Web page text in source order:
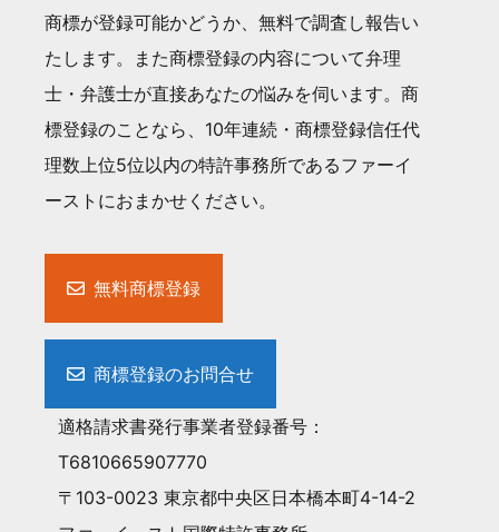
商標が登録可能かどうか、無料で調査し報告い
たします。また商標登録の内容について弁理
士・弁護士が直接あなたの悩みを伺います。商
標登録のことなら、10年連続・商標登録信任代
理数上位5位以内の特許事務所であるファーイ
ーストにおまかせください。
無料商標登録
商標登録のお問合せ
適格請求書発行事業者登録番号：
T6810665907770
〒103-0023 東京都中央区日本橋本町4-14-2